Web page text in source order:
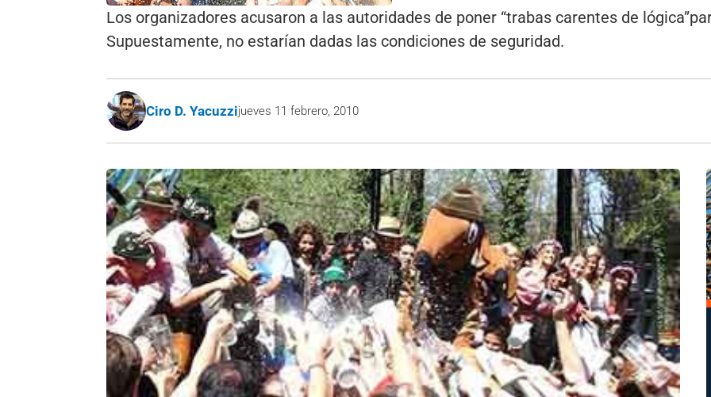
Los organizadores acusaron a las autoridades de poner “trabas carentes de
Supuestamente, no estarían dadas las condiciones de seguridad.
Ciro D. Yacuzzijueves 11 febrero, 2010